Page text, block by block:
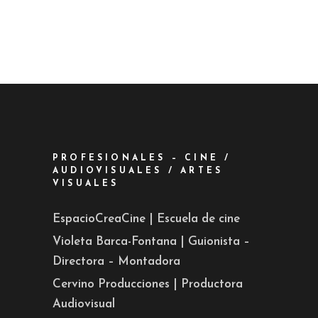
PROFESIONALES – CINE /
AUDIOVISUALES / ARTES
VISUALES
EspacioCreaCine | Escuela de cine
Violeta Barca-Fontana | Guionista –
Directora – Montadora
Cervino Producciones | Productora
Audiovisual